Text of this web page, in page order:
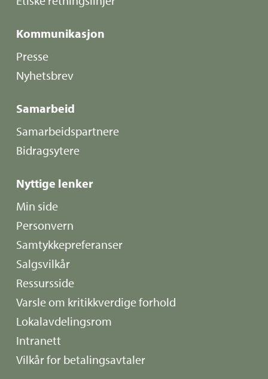
Kommunikasjon
Presse
Nyhetsbrev
Samarbeid
Samarbeidspartnere
Bidragsytere
Nyttige lenker
Min side
Personvern
Samtykkepreferanser
Salgsvilkår
Ressursside
Varsle om kritikkverdige forhold
Lokalavdelingsrom
Intranett
Vilkår for betalingsavtaler